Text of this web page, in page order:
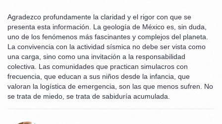
Agradezco profundamente la claridad y el rigor con que se
presenta esta información. La geología de México es, sin duda,
uno de los fenómenos más fascinantes y complejos del planeta.
La convivencia con la actividad sísmica no debe ser vista como
una carga, sino como una invitación a la responsabilidad
colectiva. Las comunidades que practican simulacros con
frecuencia, que educan a sus niños desde la infancia, que
valoran la logística de emergencia, son las que menos sufren. No
se trata de miedo, se trata de sabiduría acumulada.